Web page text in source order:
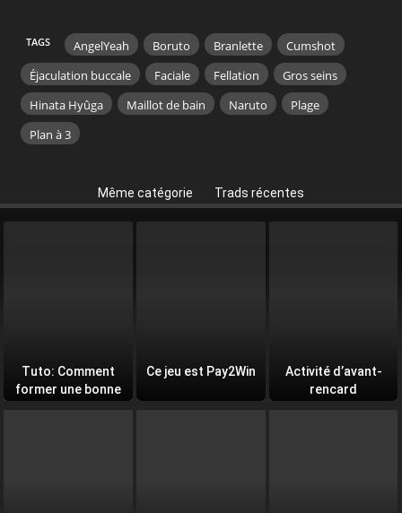
TAGS AngelYeah Boruto Branlette
Cumshot
Éjaculation buccale
Faciale Fellation
Gros seins
Hinata Hyûga
Maillot de bain Naruto
Plage
Plan à 3
Même catégorie Trads récentes
Tuto: Comment
former une bonne
Ce jeu est Pay2Win
Activité d’avant-
rencard